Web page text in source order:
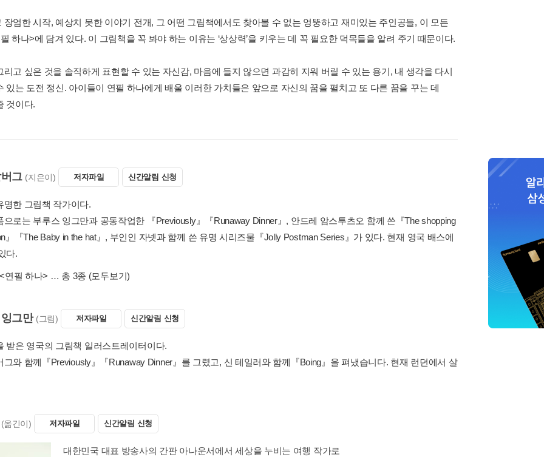
장엄한 시작, 예상치 못한 이야기 전개, 그 어떤 그림책에서도 찾아볼 수 없는 엉뚱하고 재미있는 주인공들, 이 모든
하나>에 담겨 있다. 이 그림책을 꼭 봐야 하는 이유는 ‘상상력’을 키우는 데 꼭 필요한 덕목들을 알려 주기 때문이다.
리고 싶은 것을 솔직하게 표현할 수 있는 자신감, 마음에 들지 않으면 과감히 지워 버릴 수 있는 용기, 내 생각을 다시
있는 도전 정신. 아이들이 연필 하나에게 배울 이러한 가치들은 앞으로 자신의 꿈을 펼치고 또 다른 꿈을 꾸는 데
것이다.
그 (지은이) 저자파일 신간알림 신청
명한 그림책 작가이다.
으로는 부루스 잉그만과 공동작업한 『Previously』『Runaway Dinner』, 안드레 암스투츠오 함께 쓴『The shopping
』『The Baby in the hat』, 부인인 자넷과 함께 쓴 유명 시리즈물『Jolly Postman Series』가 있다. 현재 영국 배스에
다.
<연필 하나> … 총 3종 (모두보기)
그만 (그림) 저자파일 신간알림 신청
받은 영국의 그림책 일러스트레이터이다.
그와 함께『Previously』『Runaway Dinner』를 그렸고, 신 테일러와 함께『Boing』을 펴냈습니다. 현재 런던에서 살
(옮긴이) 저자파일 신간알림 신청
대한민국 대표 방송사의 간판 아나운서에서 세상을 누비는 여행 작가로